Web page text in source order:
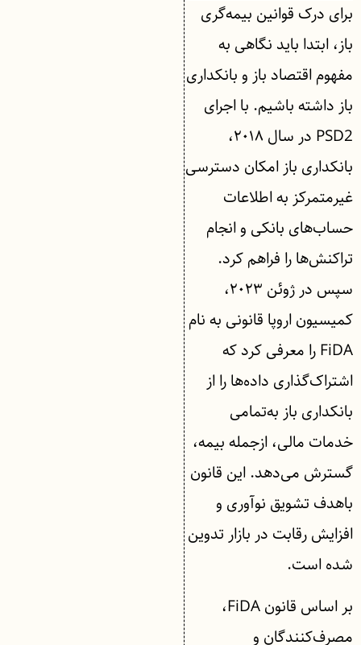
برای درک قوانین بیمه‌گری
باز، ابتدا باید نگاهی به
مفهوم اقتصاد باز و بانکداری
باز داشته باشیم. با اجرای
PSD2 در سال ۲۰۱۸،
بانکداری باز امکان دسترسی
غیرمتمرکز به اطلاعات
حساب‌های بانکی و انجام
تراکنش‌ها را فراهم کرد.
سپس در ژوئن ۲۰۲۳،
کمیسیون اروپا قانونی به نام
FiDA را معرفی کرد که
اشتراک‌گذاری داده‌ها را از
بانکداری باز به‌تمامی
خدمات مالی، ازجمله بیمه،
گسترش می‌دهد. این قانون
باهدف تشویق نوآوری و
افزایش رقابت در بازار تدوین
شده است.
بر اساس قانون FiDA،
مصرف‌کنندگان و